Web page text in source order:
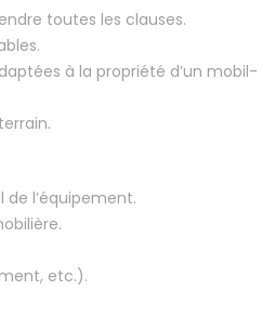
toutes les clauses.
à la propriété d’un mobil-
l’équipement.
etc.).